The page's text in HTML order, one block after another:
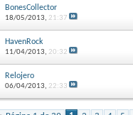
BonesCollector
18/05/2013, 21:37
HavenRock
11/04/2013, 20:32
Relojero
06/04/2013, 22:33